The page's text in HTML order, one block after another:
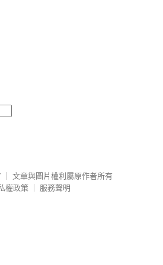
文章與圖片權利屬原作者所有
權政策
服務聲明